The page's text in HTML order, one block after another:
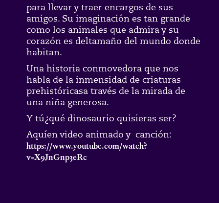
para llevar y traer encargos de sus
amigos. Su imaginación es tan grande
como los animales que admira y su
corazón es deltamaño del mundo donde
habitan.
Una historia conmovedora que nos
habla de la inmensidad de criaturas
prehistóricasa través de la mirada de
una niña generosa.
Y tú¿qué dinosaurio quisieras ser?
Aquíen video animado y canción:
https://www.youtube.com/watch?
v=X9JnGnp3eRc